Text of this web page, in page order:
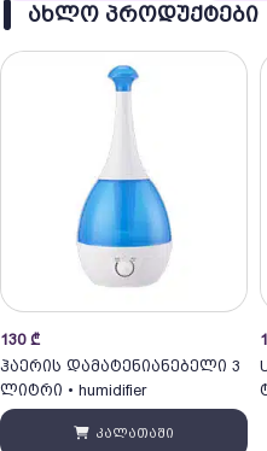
ᲐᲮᲚᲝ ᲞᲠᲝᲓᲣᲥᲢᲔᲑᲘ
130 ₾
ჰაერის დამატენიანებელი 3
ლიტრი • humidifier
კალათაში